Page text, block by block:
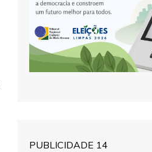
PUBLICIDADE 14